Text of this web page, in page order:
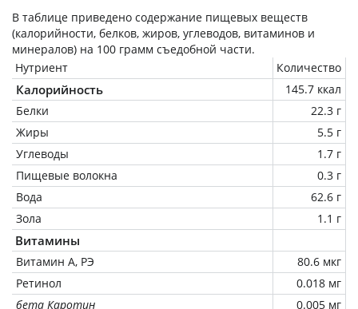
В таблице приведено содержание пищевых веществ
(калорийности, белков, жиров, углеводов, витаминов и
минералов) на 100 грамм съедобной части.
Нутриент
Количество
Калорийность
145.7 ккал
Белки
22.3 г
Жиры
5.5 г
Углеводы
1.7 г
Пищевые волокна
0.3 г
Вода
62.6 г
Зола
1.1 г
Витамины
Витамин А, РЭ
80.6 мкг
Ретинол
0.018 мг
бета Каротин
0.005 мг